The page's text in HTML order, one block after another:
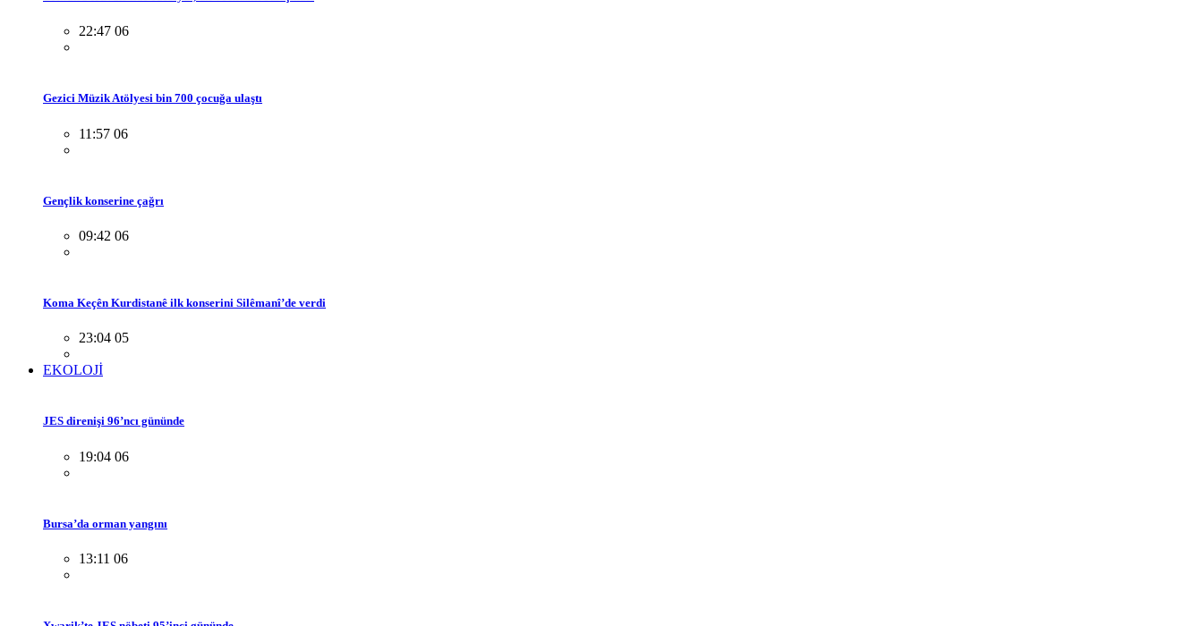
22:47 06
Gezici Müzik Atölyesi bin 700 çocuğa ulaştı
11:57 06
Gençlik konserine çağrı
09:42 06
Koma Keçên Kurdistanê ilk konserini Silêmanî’de verdi
23:04 05
EKOLOJİ
JES direnişi 96’ncı gününde
19:04 06
Bursa’da orman yangını
13:11 06